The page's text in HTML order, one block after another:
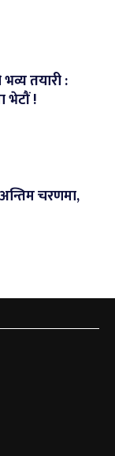
तयारी :
भेटौं !
अन्तिम चरणमा,